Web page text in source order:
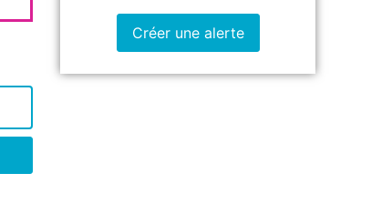
Créer une alerte